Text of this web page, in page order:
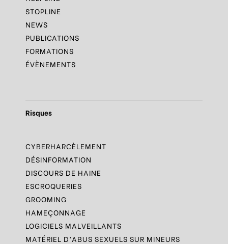
STOPLINE
NEWS
PUBLICATIONS
FORMATIONS
ÉVÈNEMENTS
Risques
CYBERHARCÈLEMENT
DÉSINFORMATION
DISCOURS DE HAINE
ESCROQUERIES
GROOMING
HAMEÇONNAGE
LOGICIELS MALVEILLANTS
MATÉRIEL D’ABUS SEXUELS SUR MINEURS